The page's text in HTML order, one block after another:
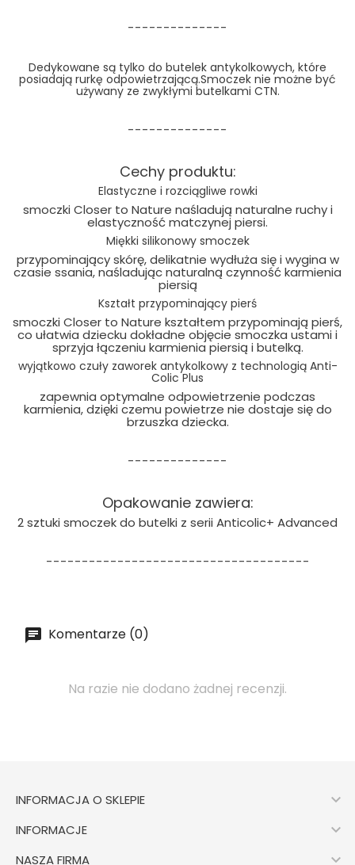
--------------
Dedykowane są tylko do butelek antykolkowych, które
posiadają rurkę odpowietrzającą.Smoczek nie możne być
używany ze zwykłymi butelkami CTN.
--------------
Cechy produktu:
Elastyczne i rozciągliwe rowki
smoczki Closer to Nature naśladują naturalne ruchy i
elastyczność matczynej piersi.
Miękki silikonowy smoczek
przypominający skórę, delikatnie wydłuża się i wygina w
czasie ssania, naśladując naturalną czynność karmienia
piersią
Kształt przypominający pierś
smoczki Closer to Nature kształtem przypominają pierś,
co ułatwia dziecku dokładne objęcie smoczka ustami i
sprzyja łączeniu karmienia piersią i butelką.
wyjątkowo czuły zaworek antykolkowy z technologią Anti-
Colic Plus
zapewnia optymalne odpowietrzenie podczas
karmienia, dzięki czemu powietrze nie dostaje się do
brzuszka dziecka.
--------------
Opakowanie zawiera:
2 sztuki smoczek do butelki z serii Anticolic+ Advanced
-------------------------------------
Komentarze (0)
Na razie nie dodano żadnej recenzji.
INFORMACJA O SKLEPIE 
INFORMACJE 
NASZA FIRMA 